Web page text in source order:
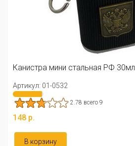
Канистра мини стальная РФ 30мл
Артикул: 01-0532
2.78 всего 9
148 р.
В корзину